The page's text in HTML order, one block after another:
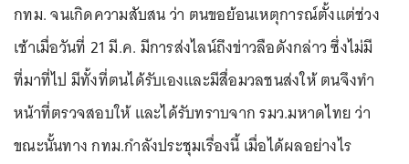
กทม. จนเกิดความสับสน ว่า ตนขอย้อนเหตุการณ์ตั้งแต่ช่วง
เช้าเมื่อวันที่ 21 มี.ค. มีการส่งไลน์ถึงข่าวลือดังกล่าว ซึ่งไม่มี
ที่มาที่ไป มีทั้งที่ตนได้รับเองและมีสื่อมวลชนส่งให้ ตนจึงทำ
หน้าที่ตรวจสอบให้ และได้รับทราบจาก รมว.มหาดไทย ว่า
ขณะนั้นทาง กทม.กำลังประชุมเรื่องนี้ เมื่อได้ผลอย่างไร